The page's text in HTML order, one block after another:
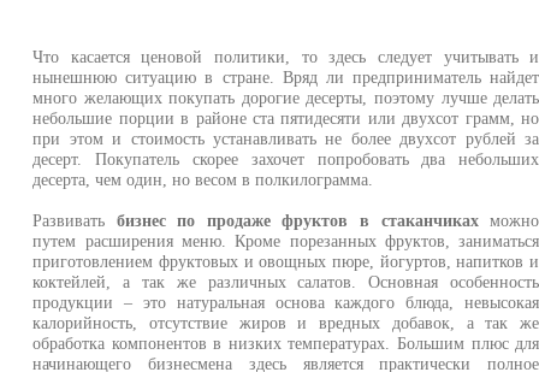
Что касается ценовой политики, то здесь следует учитывать и
нынешнюю ситуацию в стране. Вряд ли предприниматель найдет
много желающих покупать дорогие десерты, поэтому лучше делать
небольшие порции в районе ста пятидесяти или двухсот грамм, но
при этом и стоимость устанавливать не более двухсот рублей за
десерт. Покупатель скорее захочет попробовать два небольших
десерта, чем один, но весом в полкилограмма.
Развивать бизнес по продаже фруктов в стаканчикахможно
путем расширения меню. Кроме порезанных фруктов, заниматься
приготовлением фруктовых и овощных пюре, йогуртов, напитков и
коктейлей, а так же различных салатов. Основная особенность
продукции – это натуральная основа каждого блюда, невысокая
калорийность, отсутствие жиров и вредных добавок, а так же
обработка компонентов в низких температурах. Большим плюс для
начинающего бизнесмена здесь является практически полное